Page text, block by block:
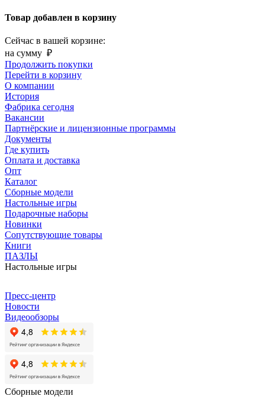
Товар добавлен в корзину
Сейчас в вашей корзине:
на сумму ₽
Продолжить покупки
Перейти в корзину
О компании
История
Фабрика сегодня
Вакансии
Партнёрские и лицензионные программы
Документы
Где купить
Оплата и доставка
Опт
Каталог
Сборные модели
Настольные игры
Подарочные наборы
Новинки
Сопутствующие товары
Книги
ПАЗЛЫ
Настольные игры
Пресс-центр
Новости
Видеообзоры
Сборные модели